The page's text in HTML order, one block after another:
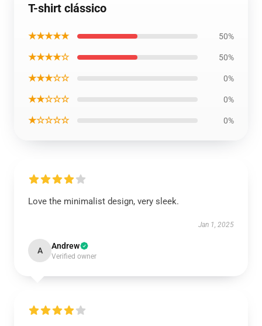
T-shirt clássico
★★★★★ 50%
★★★★☆ 50%
★★★☆☆ 0%
★★☆☆☆ 0%
★☆☆☆☆ 0%
Love the minimalist design, very sleek.
Jan 1, 2025
A Andrew
Verified owner